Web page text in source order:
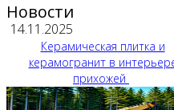
Новости
14.11.2025
Керамическая плитка и
керамогранит в
прихожей